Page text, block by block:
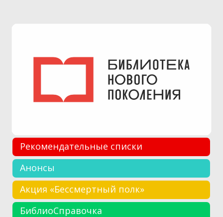
Рекомендательные списки
Анонсы
Акция «Бессмертный полк»
БиблиоСправочка